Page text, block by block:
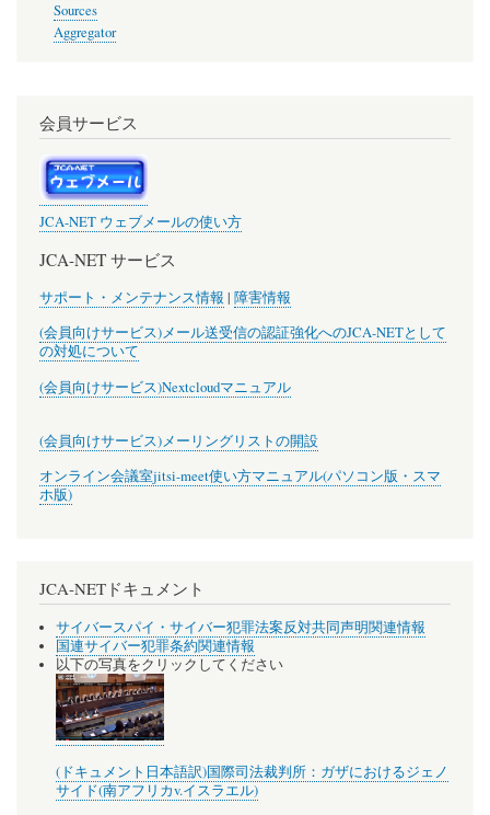
Sources
Aggregator
会員サービス
JCA-NET ウェブメールの使い方
JCA-NET サービス
サポート・メンテナンス情報 | 障害情報
(会員向けサービス)メール送受信の認証強化へのJCA-NETとして
の対処について
(会員向けサービス)Nextcloudマニュアル
(会員向けサービス)メーリングリストの開設
オンライン会議室jitsi-meet使い方マニュアル(パソコン版・スマ
ホ版)
JCA-NETドキュメント
サイバースパイ・サイバー犯罪法案反対共同声明関連情報
国連サイバー犯罪条約関連情報
以下の写真をクリックしてください
(ドキュメント日本語訳)国際司法裁判所：ガザにおけるジェノ
サイド(南アフリカv.イスラエル)